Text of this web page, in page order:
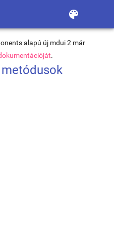
color_lens
alapú új mdui 2 már
.